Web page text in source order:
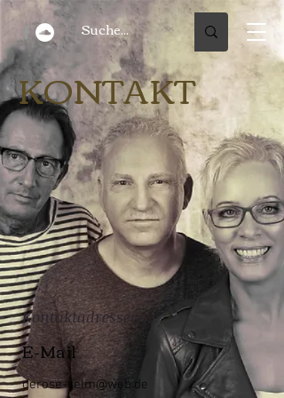
KONTAKT
Kontaktadressen
E-Mail
derose-selm@web.de